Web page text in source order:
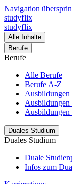
Navigation
studyflix
studyflix
Alle Inhalte
Berufe
Berufe
Alle Berufe
Berufe A-Z
Ausbildungen
Ausbildungen
Duales Studium
Duales Studium
Duale
Infos zum